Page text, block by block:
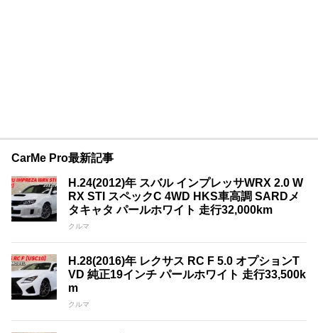
CarMe Pro最新記事
H.24(2012)年 スバル インプレッサWRX 2.0 W
RX STI スペックC 4WD HKS車高調 SARDメ
タキャタ パールホワイト 走行32,000km
クルマ
H.28(2016)年 レクサス RC F 5.0 オプションT
VD 純正19インチ パールホワイト 走行33,500k
m
クルマ